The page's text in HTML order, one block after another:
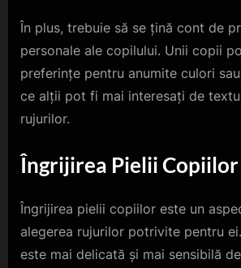
În plus, trebuie să se țină cont de
personale ale copilului. Unii copii
preferințe pentru anumite culori
ce alții pot fi mai interesați de
rujurilor.
Îngrijirea Pielii Copiilor
Îngrijirea pielii copiilor este un
alegerea rujurilor potrivite pentru
este mai delicată și mai sensibilă